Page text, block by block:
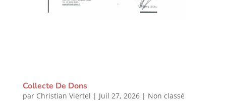
Collecte De Dons
par Christian Viertel | Juil 27, 2026| Non classé